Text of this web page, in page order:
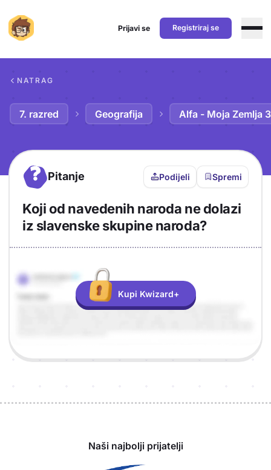
Prijavi se Registriraj se
NATRAG
7. razred Geografija Alfa - Moja Zemlja 3
? Pitanje Podijeli Spremi
Koji od navedenih naroda ne dolazi
iz slavenske skupine naroda?
Odgovor
Objašnjenje
Kupi Kwizard+
Naši najbolji prijatelji